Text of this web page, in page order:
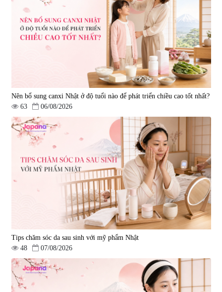
Nên bổ sung canxi Nhật ở độ tuổi nào để phát triển chiều cao tốt nhất?
63
06/08/2026
Tips chăm sóc da sau sinh với mỹ phẩm Nhật
48
07/08/2026